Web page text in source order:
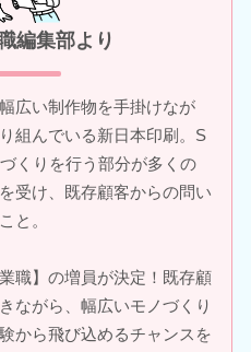
編集部より
広い制作物を手掛けなが
組んでいる新日本印刷。S
くりを行う部分が多くの
受け、既存顧客からの問い
と。
職】の増員が決定！既存顧
ながら、幅広いモノづくり
から飛び込めるチャンスを